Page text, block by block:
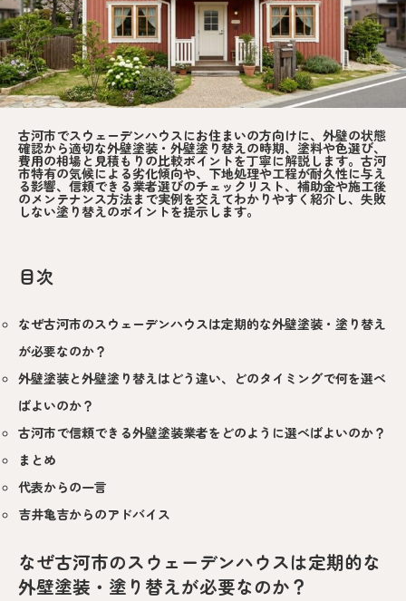
古河市でスウェーデンハウスにお住まいの方向けに、外壁の状態
確認から適切な外壁塗装・外壁塗り替えの時期、塗料や色選び、
費用の相場と見積もりの比較ポイントを丁寧に解説します。古河
市特有の気候による劣化傾向や、下地処理や工程が耐久性に与え
る影響、信頼できる業者選びのチェックリスト、補助金や施工後
のメンテナンス方法まで実例を交えてわかりやすく紹介し、失敗
しない塗り替えのポイントを提示します。
目次
なぜ古河市のスウェーデンハウスは定期的な外壁塗装・塗り替え
が必要なのか？
外壁塗装と外壁塗り替えはどう違い、どのタイミングで何を選べ
ばよいのか？
古河市で信頼できる外壁塗装業者をどのように選べばよいのか？
まとめ
代表からの一言
吉井亀吉からのアドバイス
なぜ古河市のスウェーデンハウスは定期的な
外壁塗装・塗り替えが必要なのか？